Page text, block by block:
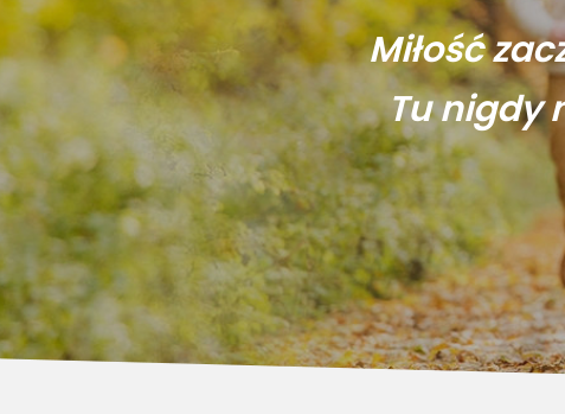
Miłość
Tu nigdy